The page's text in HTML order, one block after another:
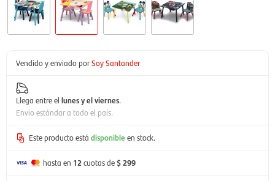
Vendido y enviado porSoy Santander
Llega entre el lunes y el viernes.
Envío estándar a todo el país.
Este producto está disponible en stock.
hasta en 12cuotas de$ 299